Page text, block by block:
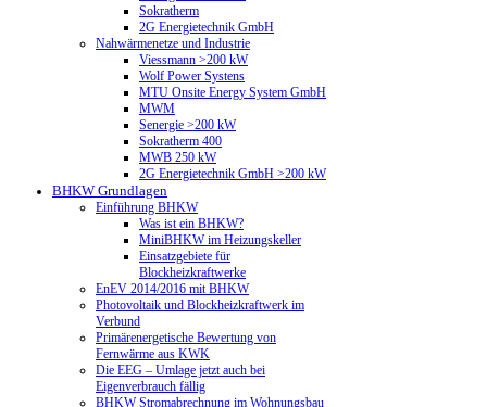
Sokratherm
2G Energietechnik GmbH
Nahwärmenetze und Industrie
Viessmann >200 kW
Wolf Power Systens
MTU Onsite Energy System GmbH
MWM
Senergie >200 kW
Sokratherm 400
MWB 250 kW
2G Energietechnik GmbH >200 kW
BHKW Grundlagen
Einführung BHKW
Was ist ein BHKW?
MiniBHKW im Heizungskeller
Einsatzgebiete für
Blockheizkraftwerke
EnEV 2014/2016 mit BHKW
Photovoltaik und Blockheizkraftwerk im
Verbund
Primärenergetische Bewertung von
Fernwärme aus KWK
Die EEG – Umlage jetzt auch bei
Eigenverbrauch fällig
BHKW Stromabrechnung im Wohnungsbau